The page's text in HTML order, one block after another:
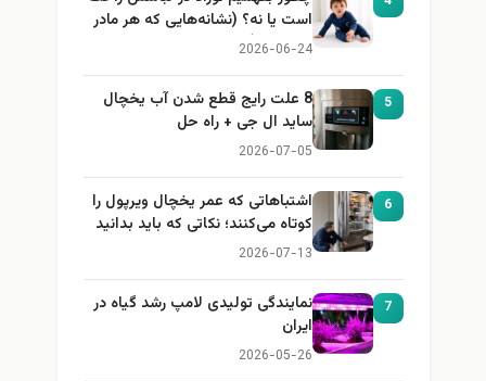
است یا نه؟ (نشانه‌هایی که هر مادر
باید بداند)
2026-06-24
5
8 علت رایج قطع شدن آب یخچال
ساید ال جی + راه حل
2026-07-05
6
اشتباهاتی که عمر یخچال ویرپول را
کوتاه می‌کنند؛ نکاتی که باید بدانید
2026-07-13
7
نمایندگی تولیدی لامپ رشد گیاه در
ایران
2026-05-26